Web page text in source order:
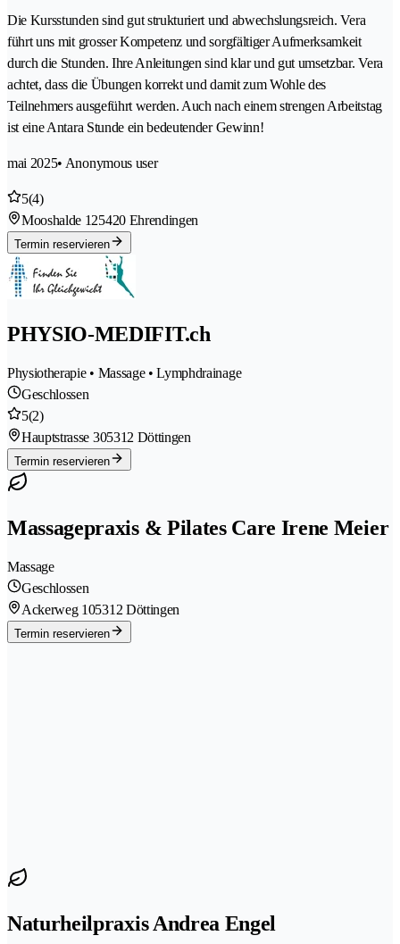
Die Kursstunden sind gut strukturiert und abwechslungsreich. Vera
führt uns mit grosser Kompetenz und sorgfältiger Aufmerksamkeit
durch die Stunden. Ihre Anleitungen sind klar und gut umsetzbar. Vera
achtet, dass die Übungen korrekt und damit zum Wohle des
Teilnehmers ausgeführt werden. Auch nach einem strengen Arbeitstag
ist eine Antara Stunde ein bedeutender Gewinn!
mai 2025• Anonymous user
5(4)
Mooshalde 125420 Ehrendingen
Termin reservieren
PHYSIO-MEDIFIT.ch
Physiotherapie • Massage • Lymphdrainage
Geschlossen
5(2)
Hauptstrasse 305312 Döttingen
Termin reservieren
Massagepraxis & Pilates Care Irene Meier
Massage
Geschlossen
Ackerweg 105312 Döttingen
Termin reservieren
Naturheilpraxis Andrea Engel